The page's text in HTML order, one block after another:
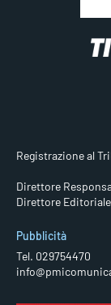
Registrazione al
Direttore
Direttore
Pubblicità
Tel. 029754470